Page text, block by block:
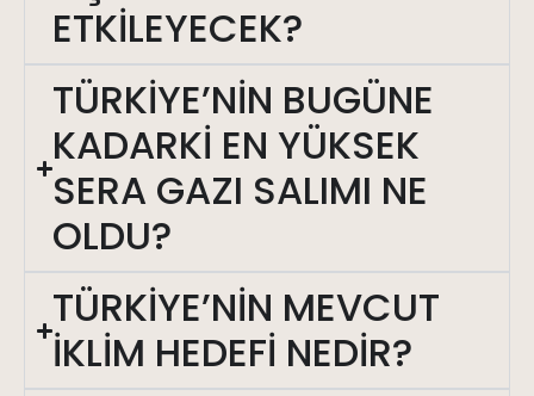
ETKİLEYECEK?
TÜRKİYE’NİN BUGÜNE
KADARKİ EN YÜKSEK
SERA GAZI SALIMI NE
OLDU?
TÜRKİYE’NİN MEVCUT
İKLİM HEDEFİ NEDİR?